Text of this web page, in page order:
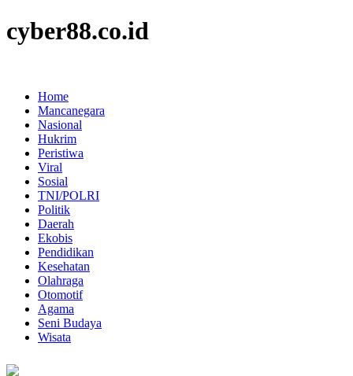
cyber88.co.id
Home
Mancanegara
Nasional
Hukrim
Peristiwa
Viral
Sosial
TNI/POLRI
Politik
Daerah
Ekobis
Pendidikan
Kesehatan
Olahraga
Otomotif
Agama
Seni Budaya
Wisata